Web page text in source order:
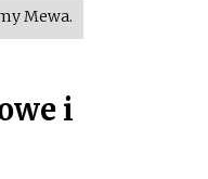
Mewa.
i